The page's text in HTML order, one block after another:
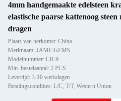
4mm handgemaakte edelsteen
elastische paarse kattenoog
dragen
Plaats van herkomst: China
Merknaam: JAME GEMS
Modelnummer: CR-9
Min. bestelaantal: 2 PCS
Levertijd: 3-10 werkdagen
Betalingscondities: L/C, T/T, Western Union